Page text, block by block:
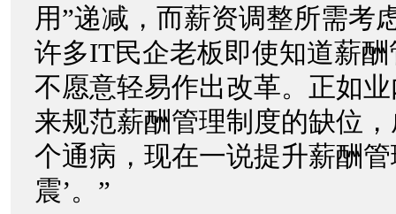
用”递减，而薪资调整所需考
许多IT民企老板即使知道薪
不愿意轻易作出改革。正如
来规范薪酬管理制度的缺位
个通病，现在一说提升薪酬
震’。”